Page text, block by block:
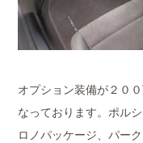
オプション装備が２０
なっております。ポル
ロノパッケージ、パー